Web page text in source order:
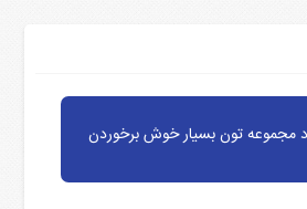
مجموعه تون بسیار خوش برخوردن